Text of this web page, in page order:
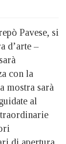
Pavese, si
d’arte –
con la
mostra sarà
al